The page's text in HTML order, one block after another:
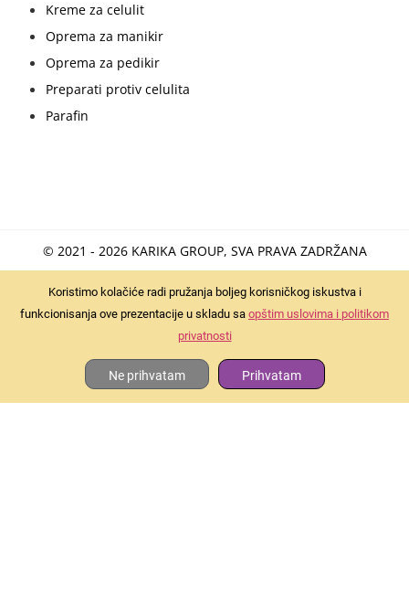
Kreme za celulit
Oprema za manikir
Oprema za pedikir
Preparati protiv celulita
Parafin
© 2021 - 2026 KARIKA GROUP, SVA PRAVA ZADRŽANA
Koristimo kolačiće radi pružanja boljeg korisničkog iskustva i
funkcionisanja ove prezentacije u skladu sa opštim uslovima i politikom
privatnosti
Ne prihvatam Prihvatam